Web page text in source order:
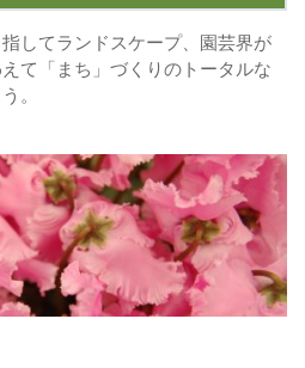
してランドスケープ、園芸界が
て「まち」づくりのトータルな
。